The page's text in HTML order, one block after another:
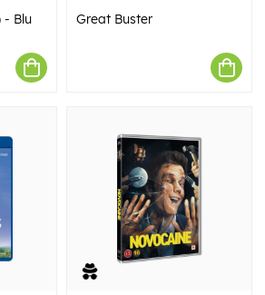
- Blu
Great Buster